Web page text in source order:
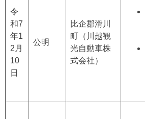
令
和7
年1
2月
10
日
公明
比企郡滑川
町（川越観
光自動車株
式会社）